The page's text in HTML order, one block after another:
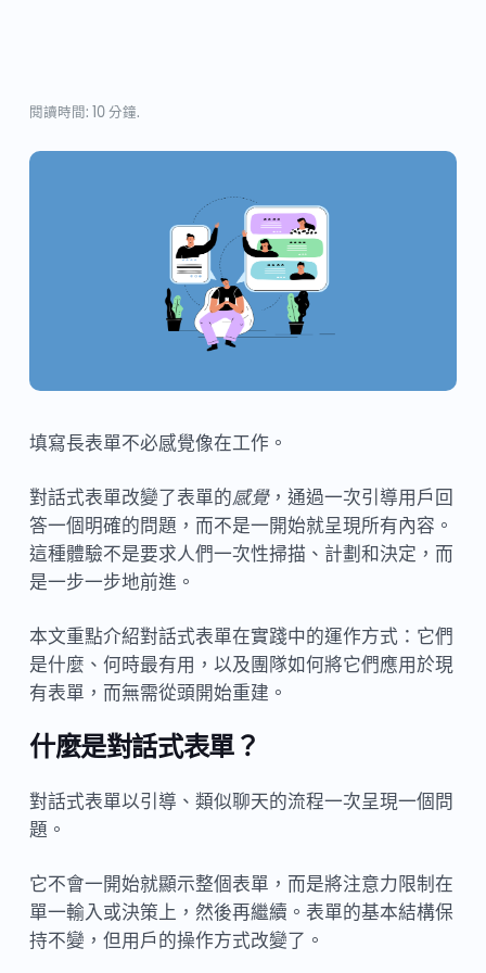
閱讀時間: 10 分鐘.
填寫長表單不必感覺像在工作。
對話式表單改變了表單的感覺，通過一次引導用戶回
答一個明確的問題，而不是一開始就呈現所有內容。
這種體驗不是要求人們一次性掃描、計劃和決定，而
是一步一步地前進。
本文重點介紹對話式表單在實踐中的運作方式：它們
是什麼、何時最有用，以及團隊如何將它們應用於現
有表單，而無需從頭開始重建。
什麼是對話式表單？
對話式表單以引導、類似聊天的流程一次呈現一個問
題。
它不會一開始就顯示整個表單，而是將注意力限制在
單一輸入或決策上，然後再繼續。表單的基本結構保
持不變，但用戶的操作方式改變了。